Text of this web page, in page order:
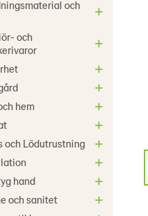
och
och
hem
och Lödutrustning
hand
och sanitet